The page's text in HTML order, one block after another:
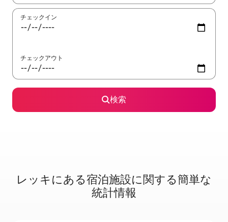
チェックイン
チェックアウト
検索
レッキに⁠あ⁠る宿⁠泊⁠施⁠設⁠に関⁠す⁠る簡⁠単⁠な
統⁠計⁠情⁠報